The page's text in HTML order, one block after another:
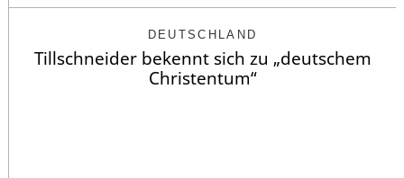
DEUTSCHLAND
Tillschneider bekennt sich zu „deutschem
Christentum“